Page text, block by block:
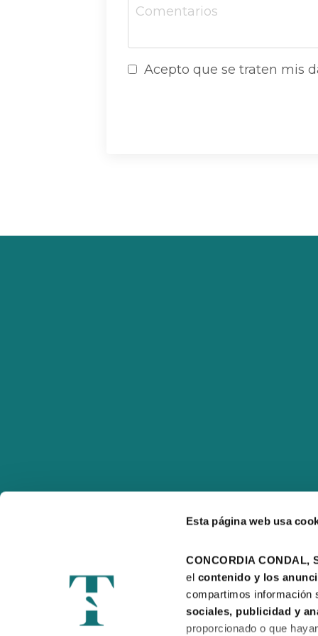
Esta página web usa
CONCORDIA CONDAL,
el contenido y los
compartimos información
sociales, publicidad y
proporcionado o que
Acepto que se traten mis